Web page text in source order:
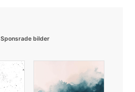
Sponsrade bilder